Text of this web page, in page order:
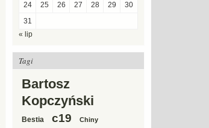
24
25 26 27 28 29
30
31
« lip
Tagi
Bartosz
Kopczyński
Bestia c19 Chiny